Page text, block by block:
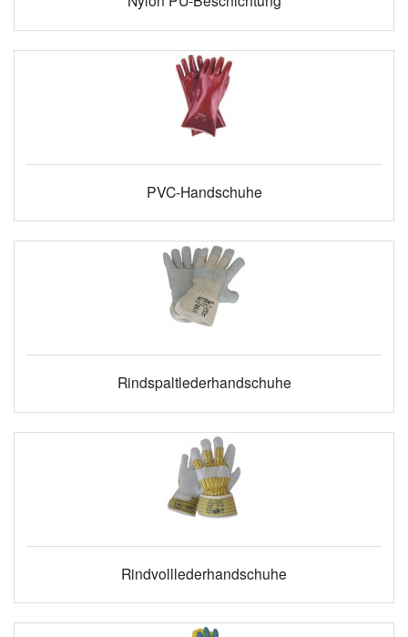
PVC-Handschuhe
Rindspaltlederhandschuhe
Rindvolllederhandschuhe